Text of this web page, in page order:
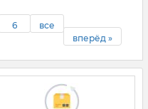
6
все
вперёд »